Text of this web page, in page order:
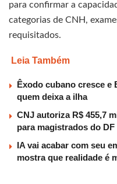
para confirmar a
categorias de CNH,
requisitados.
Leia Também
Êxodo cubano cresce e
quem deixa a ilha
CNJ autoriza R$ 455,7
para magistrados do DF
IA vai acabar com seu
mostra que realidade é